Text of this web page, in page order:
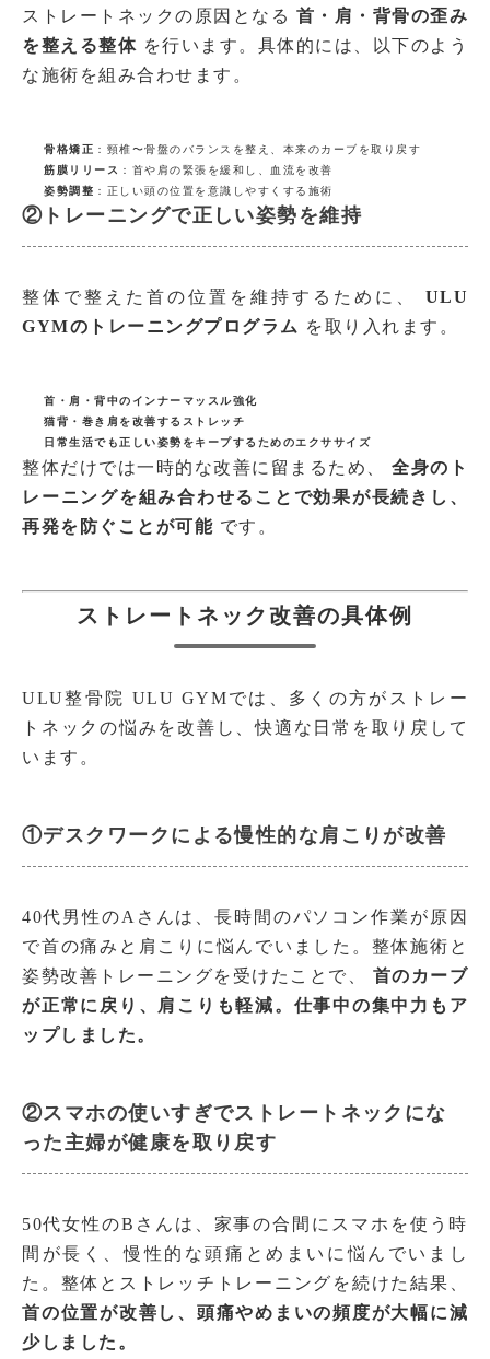
ストレートネックの原因となる 首・肩・背骨の歪み
を整える整体 を行います。具体的には、以下のよう
な施術を組み合わせます。
骨格矯正 ：頸椎〜骨盤のバランスを整え、本来のカーブを取り戻す
筋膜リリース ：首や肩の緊張を緩和し、血流を改善
姿勢調整 ：正しい頭の位置を意識しやすくする施術
②トレーニングで正しい姿勢を維持
整体で整えた首の位置を維持するために、 ULU
GYMのトレーニングプログラム を取り入れます。
首・肩・背中のインナーマッスル強化
猫背・巻き肩を改善するストレッチ
日常生活でも正しい姿勢をキープするためのエクササイズ
整体だけでは一時的な改善に留まるため、 全身のト
レーニングを組み合わせることで効果が長続きし、
再発を防ぐことが可能 です。
ストレートネック改善の具体例
ULU整骨院 ULU GYMでは、多くの方がストレー
トネックの悩みを改善し、快適な日常を取り戻して
います。
①デスクワークによる慢性的な肩こりが改善
40代男性のAさんは、長時間のパソコン作業が原因
で首の痛みと肩こりに悩んでいました。整体施術と
姿勢改善トレーニングを受けたことで、 首のカーブ
が正常に戻り、肩こりも軽減。仕事中の集中力もア
ップしました。
②スマホの使いすぎでストレートネックにな
った主婦が健康を取り戻す
50代女性のBさんは、家事の合間にスマホを使う時
間が長く、慢性的な頭痛とめまいに悩んでいまし
た。整体とストレッチトレーニングを続けた結果、
首の位置が改善し、頭痛やめまいの頻度が大幅に減
少しました。